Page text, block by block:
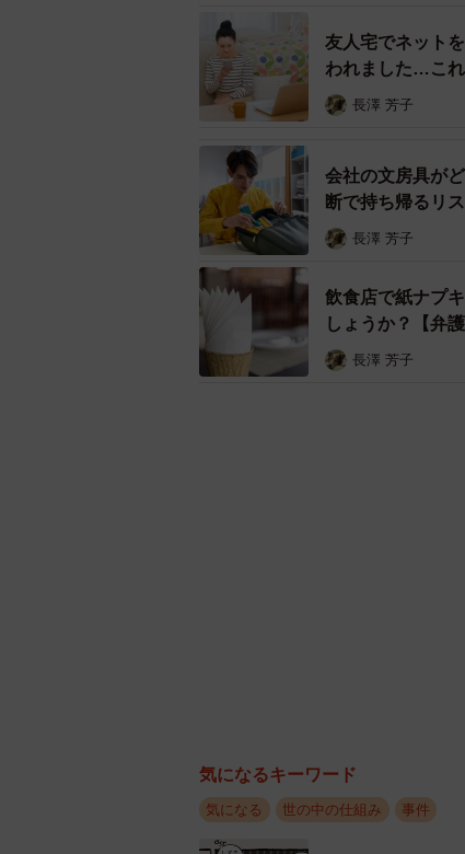
また駅構内のコンセントを無断
もあります。こちらは電気代が
もしない「微罪処分」として処理
ー金額が少なければ起訴される
金額が少ないからといって書類
セントを使って2円50銭相当の電
年）の刑を言い渡した事例があ
件されるのだと考えます。
Aさんの場合、店員からの注意
友人宅でネット
われました…これ
長澤 芳子
会社の文房具が
断で持ち帰るリ
長澤 芳子
飲食店で紙ナプ
しょうか？【弁
長澤 芳子
気になるキーワード
気になる 世の中の仕組み 事件